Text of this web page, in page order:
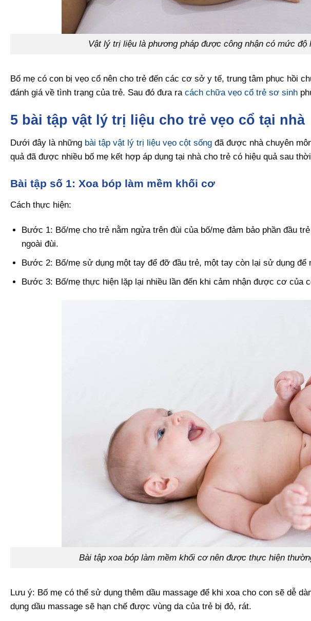
Vật lý trị liệu là phương pháp được công nhận có mức độ
Bố mẹ có con bị vẹo cổ nên cho trẻ đến các cơ sở y tế, trung tâm phục hồi
đánh giá về tình trạng của trẻ. Sau đó đưa ra cách chữa vẹo cổ trẻ sơ sinh
5 bài tập vật lý trị liệu cho trẻ vẹo cổ tại nhà
Dưới đây là những bài tập vật lý trị liệu vẹo cột sống đã được nhà chuyên
quả đã được nhiều bố mẹ kết hợp áp dụng tại nhà cho trẻ có hiệu quả sau
Bài tập số 1: Xoa bóp làm mềm khối cơ
Cách thực hiện:
Bước 1: Bố/mẹ cho trẻ nằm ngửa trên đùi của bố/mẹ đảm bảo phần đầu
ngoài đùi.
Bước 2: Bố/mẹ sử dụng một tay để đỡ đầu trẻ, một tay còn lại sử dụng để
Bước 3: Bố/mẹ thực hiện lặp lại nhiều lần đến khi cảm nhận được cơ của
Bài tập xoa bóp làm mềm khối cơ nên được thực hiện
Lưu ý: Bố mẹ có thể sử dụng thêm dầu massage để khi xoa cho con sẽ dễ
dụng dầu massage sẽ hạn chế được vùng da của trẻ bị đỏ, rát.